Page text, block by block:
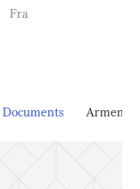
Fra
Documents Armenia